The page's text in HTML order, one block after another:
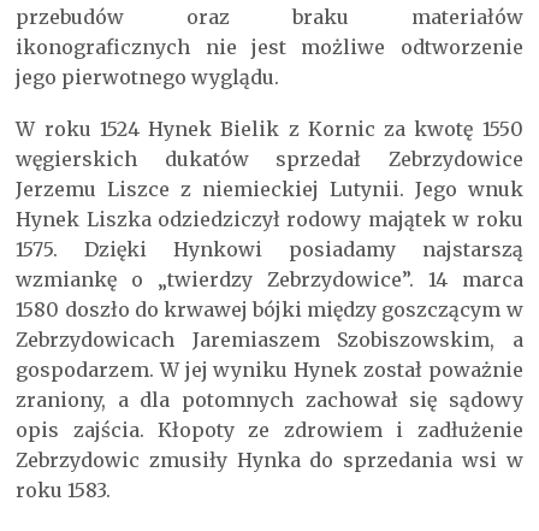
przebudów oraz braku materiałów
ikonograficznych nie jest możliwe odtworzenie
jego pierwotnego wyglądu.
W roku 1524 Hynek Bielik z Kornic za kwotę 1550
węgierskich dukatów sprzedał Zebrzydowice
Jerzemu Liszce z niemieckiej Lutynii. Jego wnuk
Hynek Liszka odziedziczył rodowy majątek w roku
1575. Dzięki Hynkowi posiadamy najstarszą
wzmiankę o „twierdzy Zebrzydowice”. 14 marca
1580 doszło do krwawej bójki między goszczącym w
Zebrzydowicach Jaremiaszem Szobiszowskim, a
gospodarzem. W jej wyniku Hynek został poważnie
zraniony, a dla potomnych zachował się sądowy
opis zajścia. Kłopoty ze zdrowiem i zadłużenie
Zebrzydowic zmusiły Hynka do sprzedania wsi w
roku 1583.